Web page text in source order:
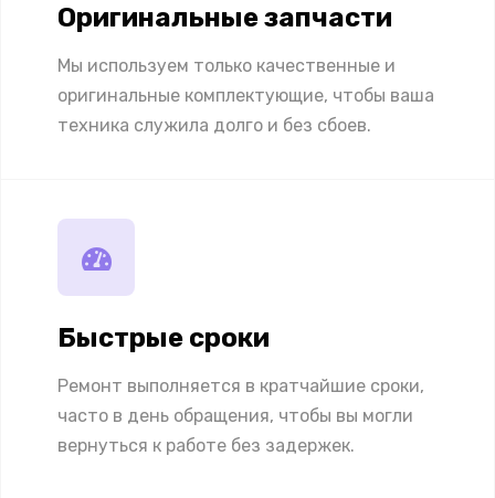
Оригинальные запчасти
Мы используем только качественные и
оригинальные комплектующие, чтобы ваша
техника служила долго и без сбоев.
Быстрые сроки
Ремонт выполняется в кратчайшие сроки,
часто в день обращения, чтобы вы могли
вернуться к работе без задержек.